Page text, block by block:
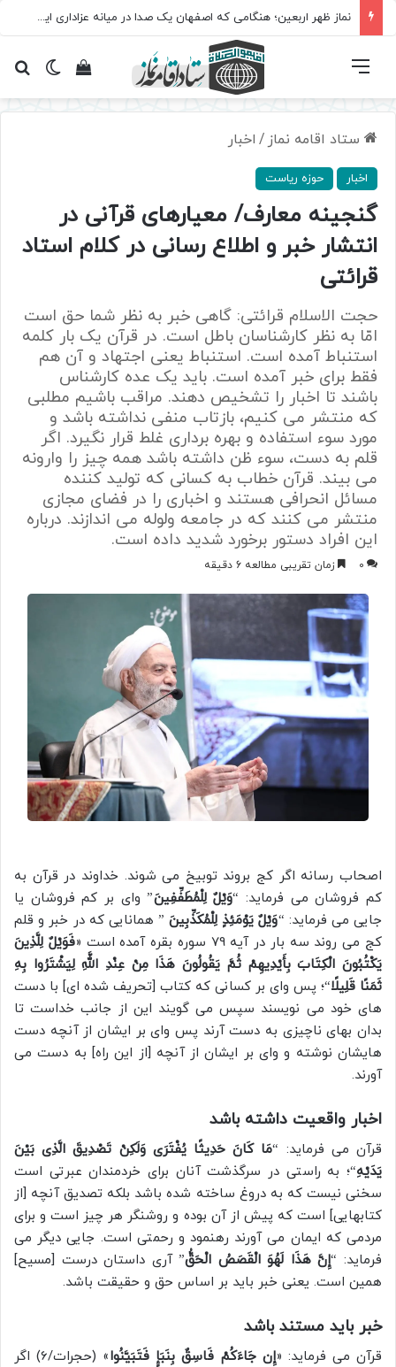
نماز ظهر اربعین؛ هنگامی که اصفهان یک صدا در میانه عزاداری ایستاد
تغییرمشاهده فهرست
ستاد اقامه نماز / اخبار
اخبار حوزه ریاست
گنجینه معارف/ معیارهای قرآنی در
انتشار خبر و اطلاع رسانی در کلام استاد
قرائتی
حجت الاسلام قرائتی: گاهی خبر به نظر شما حق است
امّا به نظر کارشناسان باطل است. در قرآن یک بار کلمه
استنباط آمده است. استنباط یعنی اجتهاد و آن هم
فقط برای خبر آمده است. باید یک عده کارشناس
باشند تا اخبار را تشخیص دهند. مراقب باشیم مطلبی
که منتشر می کنیم، بازتاب منفی نداشته باشد و
مورد سوء استفاده و بهره برداری غلط قرار نگیرد. اگر
قلم به دست، سوء ظن داشته باشد همه چیز را وارونه
می بیند. قرآن خطاب به کسانی که تولید کننده
مسائل انحرافی هستند و اخباری را در فضای مجازی
منتشر می کنند که در جامعه ولوله می اندازند. درباره
این افراد دستور برخورد شدید داده است.
0 زمان تقریبی مطالعه 6 دقیقه
اصحاب رسانه اگر کج بروند توبیخ می شوند. خداوند در قرآن به
کم فروشان می فرماید: “وَیْلٌ لِلْمُطَفِّفِینَ” وای بر کم فروشان یا
جایی می فرماید: “وَیْلٌ یَوْمَئِذٍ لِلْمُکَذِّبِینَ ” همانایی که در خبر و قلم
کج می روند سه بار در آیه 79 سوره بقره آمده است «
فَوَیْلٌ لِلَّذِینَ
یَکْتُبُونَ الْکِتَابَ بِأَیْدِیهِمْ ثُمَّ یَقُولُونَ هَذَا مِنْ عِنْدِ اللَّهِ لِیَشْتَرُوا بِهِ
ثَمَنًا قَلِیلًا“؛ پس وای بر کسانی که کتاب [تحریف شده ای] با دست
های خود می نویسند سپس می گویند این از جانب خداست تا
بدان بهای ناچیزی به دست آرند پس وای بر ایشان از آنچه دست
هایشان نوشته و وای بر ایشان از آنچه [از این راه] به دست می
آورند.
اخبار واقعیت داشته باشد
قرآن می فرماید: “مَا کَانَ حَدِیثًا یُفْتَرَی وَلَکِنْ تَصْدِیقَ الَّذِی بَیْنَ
یَدَیْهِ“؛ به راستی در سرگذشت آنان برای خردمندان عبرتی است
سخنی نیست که به دروغ ساخته شده باشد بلکه تصدیق آنچه [از
کتابهایی] است که پیش از آن بوده و روشنگر هر چیز است و برای
مردمی که ایمان می آورند رهنمود و رحمتی است. جایی دیگر می
فرماید: “إِنَّ هَذَا لَهُوَ الْقَصَصُ الْحَقُّ” آری داستان درست [مسیح]
همین است. یعنی خبر باید بر اساس حق و حقیقت باشد.
خبر باید مستند باشد
قرآن می فرماید: «إِن جَاءَکُمْ فَاسِقٌ بِنَبَإٍ فَتَبَیَّنُوا
» (حجرات/6) اگر